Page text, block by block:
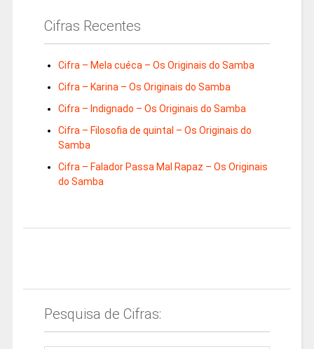
Cifras Recentes
Cifra – Mela cuéca – Os Originais do Samba
Cifra – Karina – Os Originais do Samba
Cifra – Indignado – Os Originais do Samba
Cifra – Filosofia de quintal – Os Originais do
Samba
Cifra – Falador Passa Mal Rapaz – Os Originais
do Samba
Pesquisa de Cifras: